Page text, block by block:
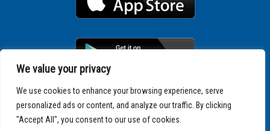
We value your privacy
We use cookies to enhance your browsing experience, serve
personalized ads or content, and analyze our traffic. By clicking
"Accept All", you consent to our use of cookies.
Copyright © 2025 SPARTATHLON